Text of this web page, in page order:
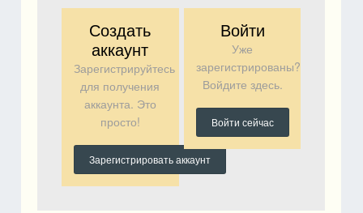
Создать
аккаунт
Зарегистрируйтесь
для получения
аккаунта. Это
просто!
Зарегистрировать аккаунт
Войти
Уже
зарегистрированы?
Войдите здесь.
Войти сейчас